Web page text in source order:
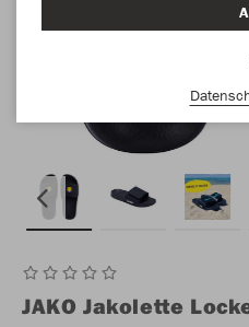
JAKO Jakolette